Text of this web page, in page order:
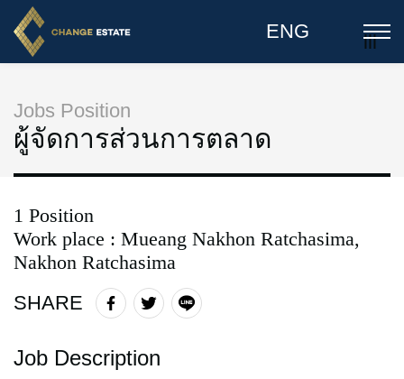
ENG lll
Jobs Position
ผู้จัดการส่วนการตลาด
1 Position
Work place : Mueang Nakhon Ratchasima,
Nakhon Ratchasima
SHARE
Job Description